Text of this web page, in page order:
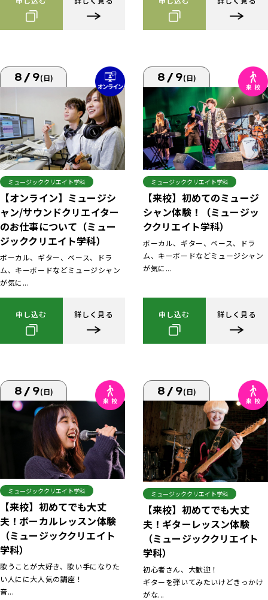
8/9(日)
ミュージッククリエイト学科
【オンライン】ミュージシ
ャン/サウンドクリエイター
のお仕事について（ミュー
ジッククリエイト学科）
ボーカル、ギター、ベース、ドラ
ム、キーボードなどミュージシャン
が気に...
申し込む 詳しく見る
8/9(日)
ミュージッククリエイト学科
【来校】初めてのミュージ
シャン体験！（ミュージッ
ククリエイト学科）
ボーカル、ギター、ベース、ドラ
ム、キーボードなどミュージシャン
が気に...
申し込む 詳しく見る
8/9(日)
ミュージッククリエイト学科
【来校】初めてでも大丈
夫！ボーカルレッスン体験
（ミュージッククリエイト
学科）
歌うことが大好き、歌い手になりた
い人にに大人気の講座！
音...
8/9(日)
ミュージッククリエイト学科
【来校】初めてでも大丈
夫！ギターレッスン体験
（ミュージッククリエイト
学科）
初心者さん、大歓迎！
ギターを弾いてみたいけどきっかけ
がな...